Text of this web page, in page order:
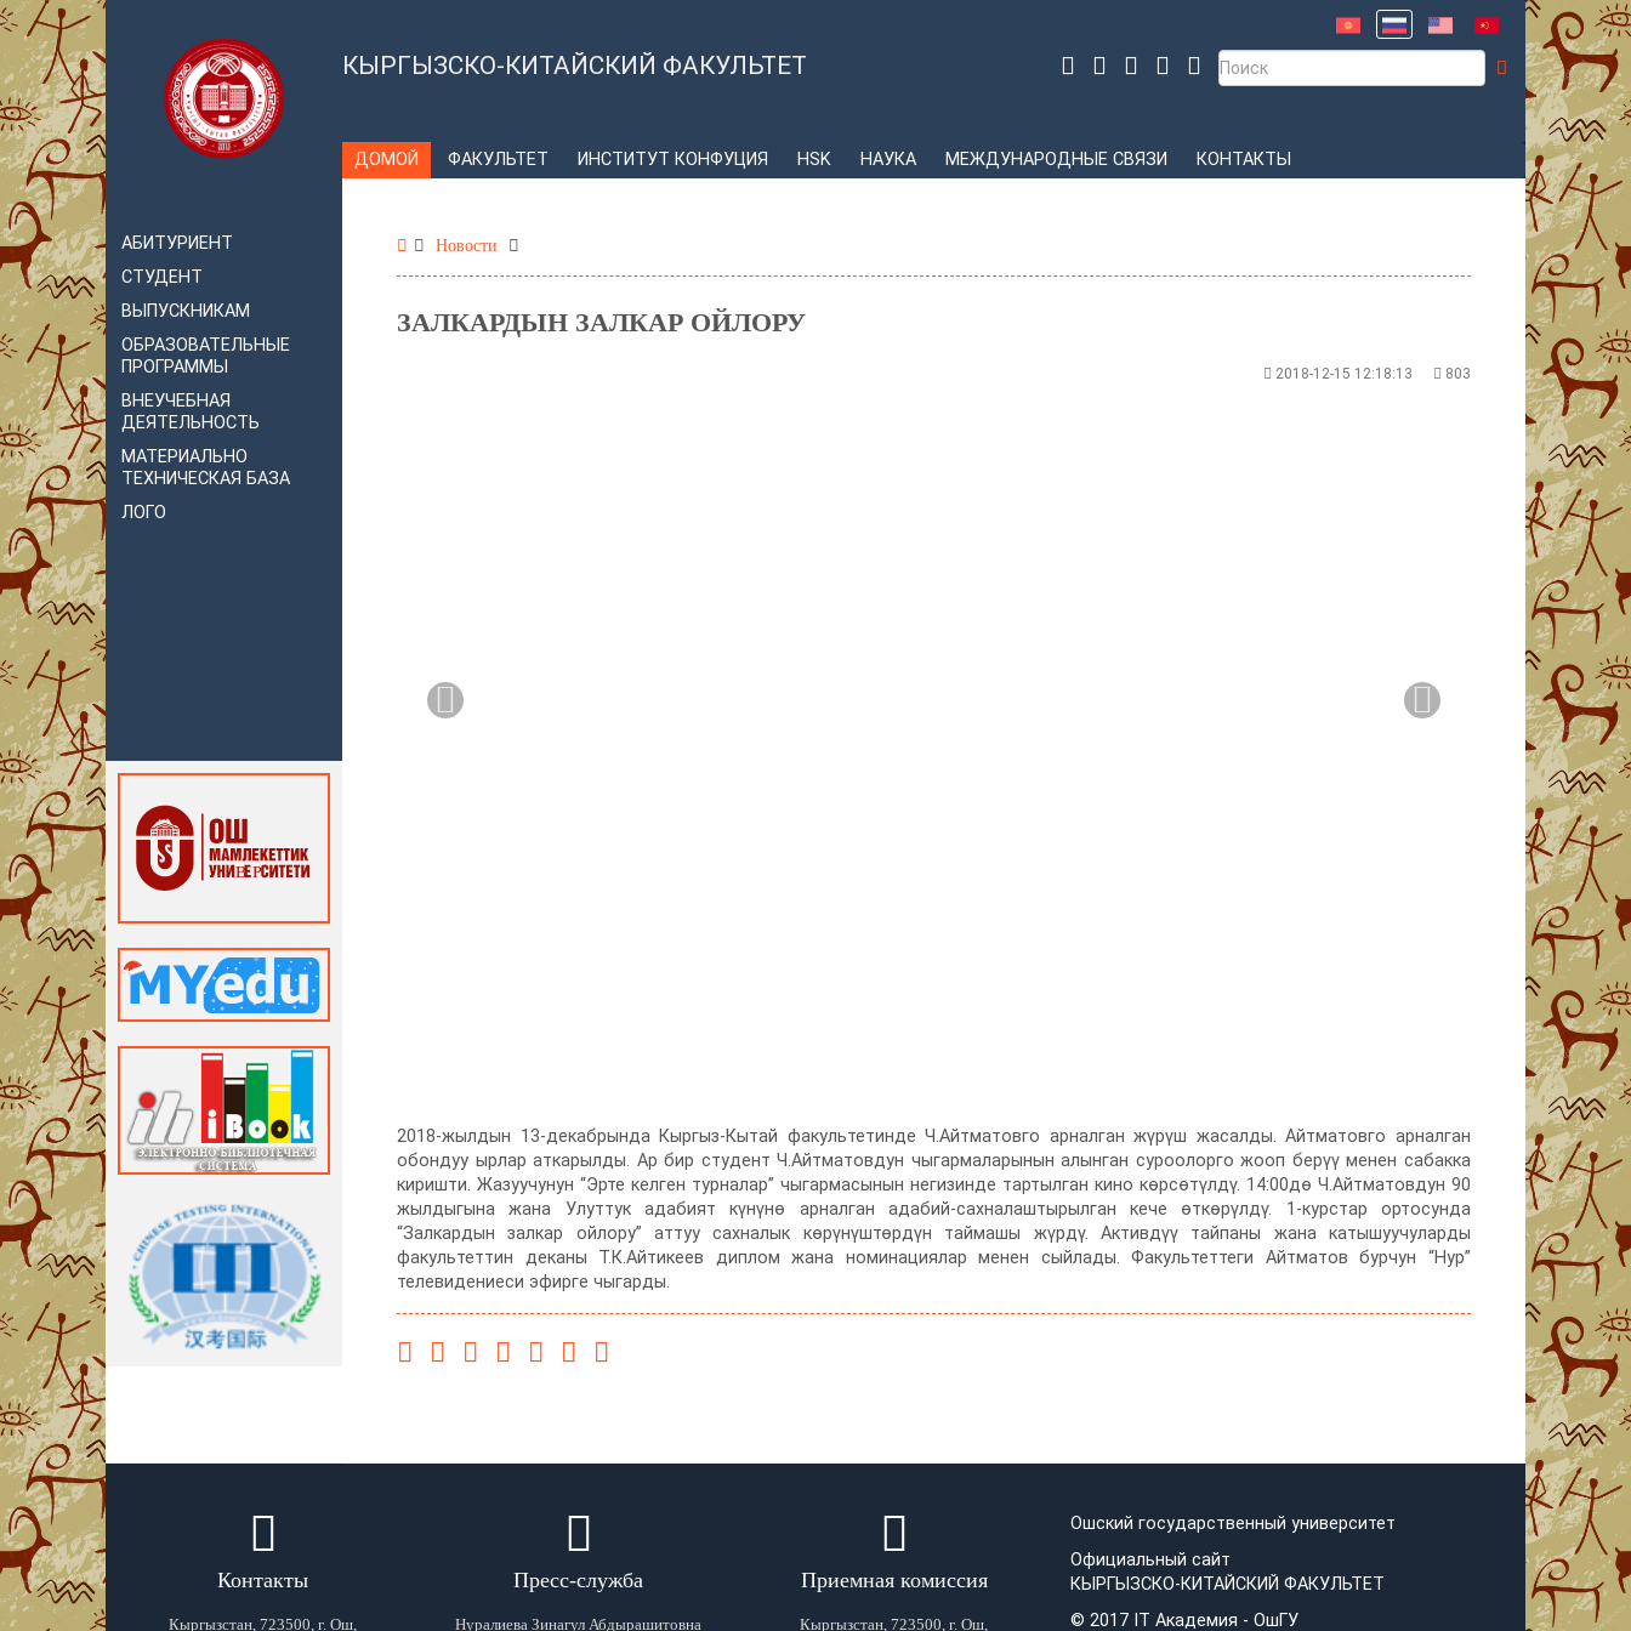
КЫРГЫЗСКО-КИТАЙСКИЙ ФАКУЛЬТЕТ
ДОМОЙ ФАКУЛЬТЕТ ИНСТИТУТ КОНФУЦИЯ HSK НАУКА МЕЖДУНАРОДНЫЕ СВЯЗИ КОНТАКТЫ
АБИТУРИЕНТ
СТУДЕНТ
ВЫПУСКНИКАМ
ОБРАЗОВАТЕЛЬНЫЕ
ПРОГРАММЫ
ВНЕУЧЕБНАЯ
ДЕЯТЕЛЬНОСТЬ
МАТЕРИАЛЬНО
ТЕХНИЧЕСКАЯ БАЗА
ЛОГО
Новости
ЗАЛКАРДЫН ЗАЛКАР ОЙЛОРУ
2018-12-15 12:18:13 803
2018-жылдын 13-декабрында Кыргыз-Кытай факультетинде Ч.Айтматовго арналган жүрүш жасалды. Айтматовго арналган
обондуу ырлар аткарылды. Ар бир студент Ч.Айтматовдун чыгармаларынын алынган суроолорго жооп берүү менен сабакка
киришти. Жазуучунун “Эрте келген турналар” чыгармасынын негизинде тартылган кино көрсөтүлдү. 14:00дө Ч.Айтматовдун 90
жылдыгына жана Улуттук адабият күнүнө арналган адабий-сахналаштырылган кече өткөрүлдү. 1-курстар ортосунда
“Залкардын залкар ойлору” аттуу сахналык көрүнүштөрдүн таймашы жүрдү. Активдүү тайпаны жана катышуучуларды
факультеттин деканы Т.К.Айтикеев диплом жана номинациялар менен сыйлады. Факультеттеги Айтматов бурчун “Нур”
телевидениеси эфирге чыгарды.
Контакты
Кыргызстан, 723500, г. Ош,
Пресс-служба
Нуралиева Зинагул Абдырашитовна
Приемная комиссия
Кыргызстан, 723500, г. Ош,
Ошский государственный университет
Официальный сайт
КЫРГЫЗСКО-КИТАЙСКИЙ ФАКУЛЬТЕТ
© 2017 IT Академия - OшГУ